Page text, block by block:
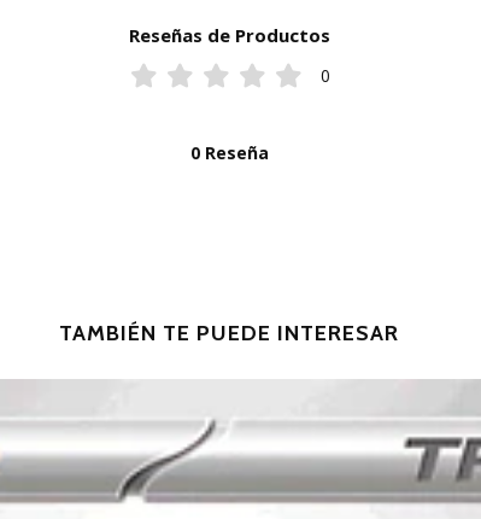
Reseñas de Productos
0
0 Reseña
TAMBIÉN TE PUEDE INTERESAR